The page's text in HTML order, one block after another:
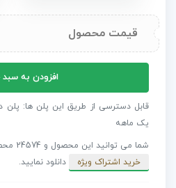
قیمت محصول
اینترو
لوگوی
افزودن به سبد
قابل دسترسی از طریق این پلن ها:
یک ماهه
شما می توانید این محصول و 24574 محصول دیگر را با کمترین قیمت و
خرید اشتراک ویژه
دانلود نمایید.